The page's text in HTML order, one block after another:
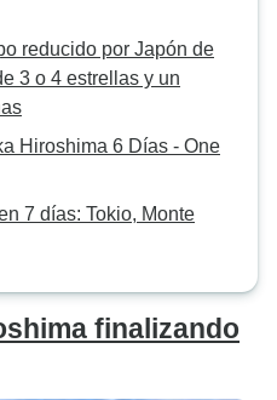
auténticas
que este tour
busque una
reducido por Japón de
3 o 4 estrellas y un
Hiroshima 6 Días - One
7 días: Tokio, Monte
finalizando